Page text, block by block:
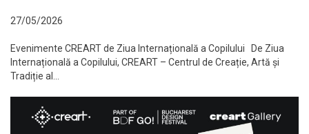
27/05/2026
Evenimente CREART de Ziua Internațională a Copilului De Ziua
Internațională a Copilului, CREART – Centrul de Creație, Artă și
Tradiție al...